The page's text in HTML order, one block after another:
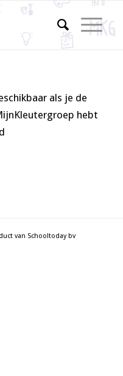
als je de
hebt
van Schooltoday bv